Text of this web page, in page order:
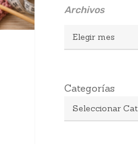
Archivos
Archivos
Categorías